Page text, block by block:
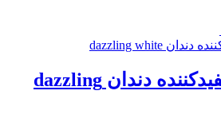
قلم فوری سفیدکننده دندان dazzling